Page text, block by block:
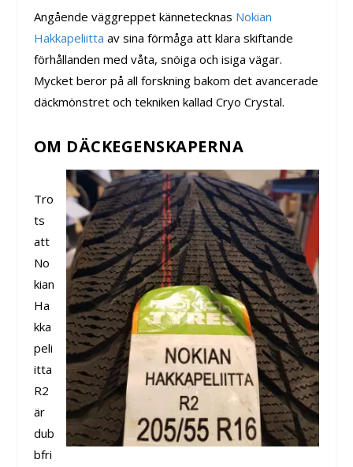
Angående väggreppet kännetecknas Nokian
Hakkapeliitta av sina förmåga att klara skiftande
förhållanden med våta, snöiga och isiga vägar.
Mycket beror på all forskning bakom det avancerade
däckmönstret och tekniken kallad Cryo Crystal.
OM DÄCKEGENSKAPERNA
Tro
ts
att
No
kian
Ha
kka
peli
itta
R2
är
dub
bfri